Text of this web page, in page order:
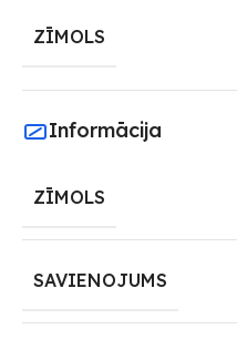
ZĪMOLS
Informācija
ZĪMOLS
SAVIENOJUMS